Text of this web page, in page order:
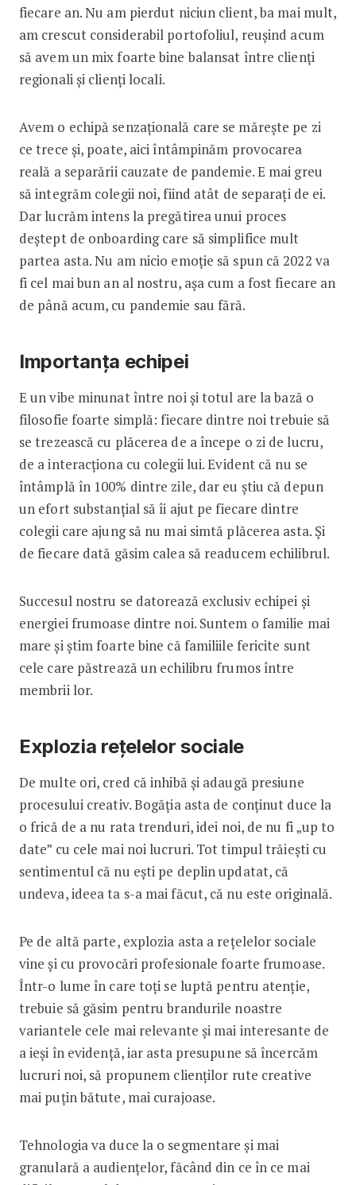
fiecare an. Nu am pierdut niciun client, ba mai mult,
am crescut considerabil portofoliul, reușind acum
să avem un mix foarte bine balansat între clienți
regionali și clienți ­locali.
Avem o echipă senzațională care se mărește pe zi
ce trece și, poate, aici întâmpinăm provoca­rea
reală a separării cauzate de pan­demie. E mai greu
să integrăm colegii noi, fiind atât de separați de ei.
Dar lucrăm intens la pregătirea unui proces
deștept de ­onboarding care să simplifice mult
partea asta. Nu am nicio emoție să spun că 2022 va
fi cel mai bun an al nostru, așa cum a fost fiecare an
de până acum, cu pan­demie sau fără.
Importanța echipei
E un vibe minunat între noi și totul are la bază o
filosofie foarte simplă: fiecare dintre noi trebuie să
se trezească cu plăcerea de a începe o zi de lucru,
de a interacționa cu colegii lui. Evident că nu se
întâmplă în 100% dintre zile, dar eu știu că depun
un efort substanțial să îi ajut pe fiecare dintre
colegii care ajung să nu mai simtă plăcerea asta. Și
de fiecare dată găsim calea să readucem echilibrul.
Succesul nostru se datorează exclusiv echipei și
energiei frumoase dintre noi. Suntem o familie mai
mare și știm foarte bine că familiile fericite sunt
cele care păstrează un echilibru frumos între
membrii lor.
Explozia rețelelor sociale
De multe ori, cred că inhibă și adaugă presiune
procesului creativ. Bogăția asta de conținut duce la
o frică de a nu rata trenduri, idei noi, de nu fi „up to
date” cu cele mai noi lucruri. Tot timpul trăiești cu
sentimentul că nu ești pe deplin updatat, că
undeva, ideea ta s-a mai făcut, că nu este originală.
Pe de altă parte, explozia asta a rețelelor sociale
vine și cu provocări profesionale foarte frumoase.
Într-o lume în care toți se luptă pentru atenție,
trebuie să găsim pentru brandurile noastre
variantele cele mai relevante și mai interesante de
a ieși în evidență, iar asta presupune să încercăm
lucruri noi, să propunem clienților rute creative
mai puțin bătute, mai curajoase.
Tehnologia va duce la o segmentare și mai
granulară a audiențelor, făcând din ce în ce mai